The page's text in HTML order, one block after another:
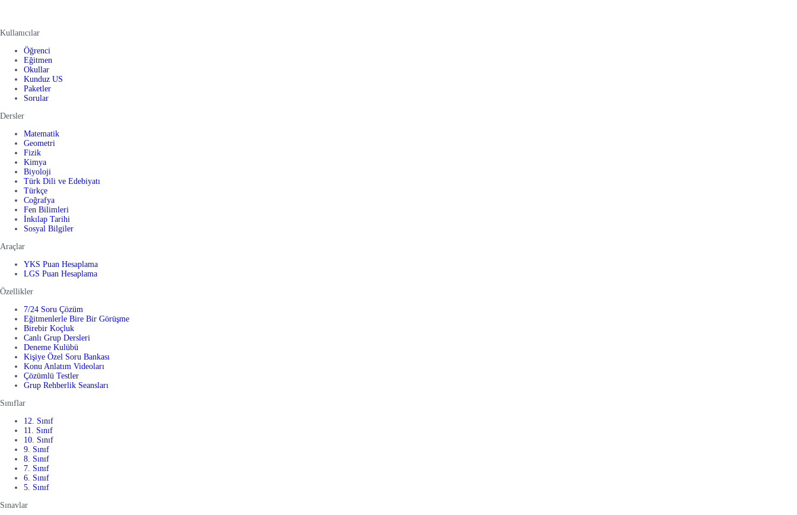
Kullanıcılar
Öğrenci
Eğitmen
Okullar
Kunduz US
Paketler
Sorular
Dersler
Matematik
Geometri
Fizik
Kimya
Biyoloji
Türk Dili ve Edebiyatı
Türkçe
Coğrafya
Fen Bilimleri
İnkılap Tarihi
Sosyal Bilgiler
Araçlar
YKS Puan Hesaplama
LGS Puan Hesaplama
Özellikler
7/24 Soru Çözüm
Eğitmenlerle Bire Bir Görüşme
Birebir Koçluk
Canlı Grup Dersleri
Deneme Kulübü
Kişiye Özel Soru Bankası
Konu Anlatım Videoları
Çözümlü Testler
Grup Rehberlik Seansları
Sınıflar
12. Sınıf
11. Sınıf
10. Sınıf
9. Sınıf
8. Sınıf
7. Sınıf
6. Sınıf
5. Sınıf
Sınavlar